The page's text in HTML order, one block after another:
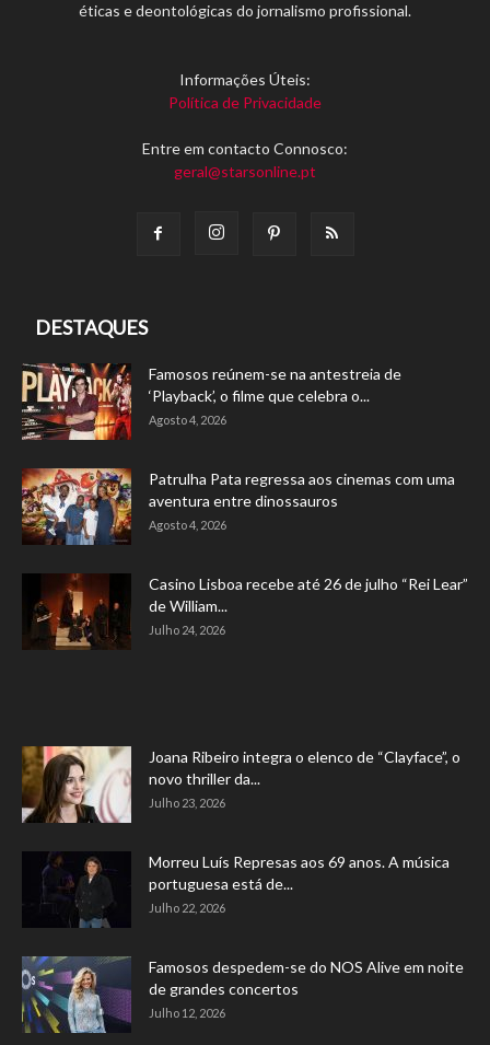
éticas e deontológicas do jornalismo profissional.
Informações Úteis:
Política de Privacidade
Entre em contacto Connosco:
geral@starsonline.pt
DESTAQUES
Famosos reúnem-se na antestreia de
‘Playback’, o filme que celebra o...
Agosto 4, 2026
Patrulha Pata regressa aos cinemas com uma
aventura entre dinossauros
Agosto 4, 2026
Casino Lisboa recebe até 26 de julho “Rei Lear”
de William...
Julho 24, 2026
Joana Ribeiro integra o elenco de “Clayface”, o
novo thriller da...
Julho 23, 2026
Morreu Luís Represas aos 69 anos. A música
portuguesa está de...
Julho 22, 2026
Famosos despedem-se do NOS Alive em noite
de grandes concertos
Julho 12, 2026